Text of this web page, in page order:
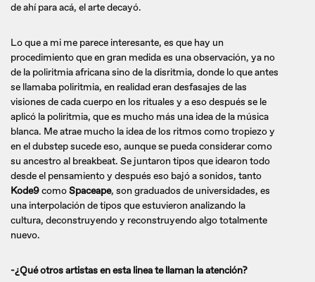
de ahí para acá, el arte decayó.
Lo que a mi me parece interesante, es que hay un
procedimiento que en gran medida es una observación, ya no
de la poliritmia africana sino de la disritmia, donde lo que antes
se llamaba poliritmia, en realidad eran desfasajes de las
visiones de cada cuerpo en los rituales y a eso después se le
aplicó la poliritmia, que es mucho más una idea de la música
blanca. Me atrae mucho la idea de los ritmos como tropiezo y
en el dubstep sucede eso, aunque se pueda considerar como
su ancestro al breakbeat. Se juntaron tipos que idearon todo
desde el pensamiento y después eso bajó a sonidos, tanto
Kode9comoSpaceape, son graduados de universidades, es
una interpolación de tipos que estuvieron analizando la
cultura, deconstruyendo y reconstruyendo algo totalmente
nuevo.
-¿Qué otros artistas en esta linea te llaman la atención?